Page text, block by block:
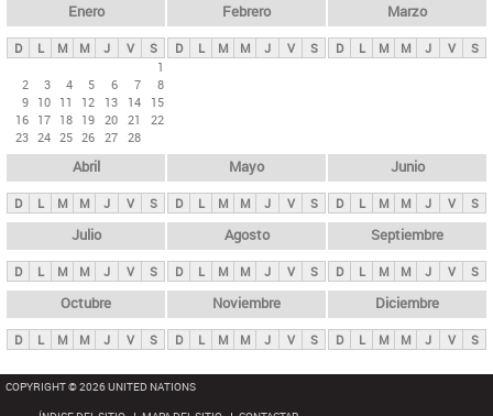
ds
p
n
i
p
a
l
s
Enero
D L M M J V
S
1
2
3 4 5 6 7
8
9 10 11 12 13 14
15
16 17 18 19 20 21
22
23 24 25 26 27 28
Febrero
D L M M J V S
Marzo
D L M M J V S
Abril
D L M M J V S
Mayo
D L M M J V S
Junio
D L M M J V S
Julio
D L M M J V S
Agosto
D L M M J V S
Septiembre
D L M M J V S
Octubre
D L M M J V S
Noviembre
D L M M J V S
Diciembre
D L M M J V S
COPYRIGHT © 2026 UNITED NATIONS